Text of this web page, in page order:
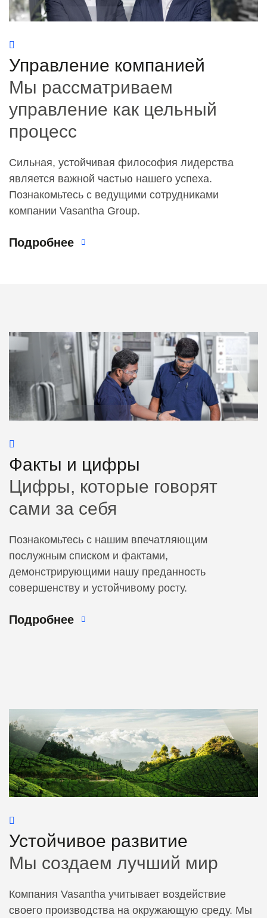
Управление компанией
Мы рассматриваем
управление как цельный
процесс
Сильная, устойчивая философия лидерства
является важной частью нашего успеха.
Познакомьтесь с ведущими сотрудниками
компании Vasantha Group.
Подробнее
Факты и цифры
Цифры, которые говорят
сами за себя
Познакомьтесь с нашим впечатляющим
послужным списком и фактами,
демонстрирующими нашу преданность
совершенству и устойчивому росту.
Подробнее
Устойчивое развитие
Мы создаем лучший мир
Компания Vasantha учитывает воздействие
своего производства на окружающую среду. Мы